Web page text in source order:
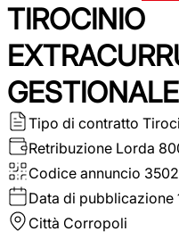
TIROCINIO
GESTIONALE
Tipo di contratto
Retribuzione Lorda
Codice annuncio
Data di pubblicazione
Città Corropoli